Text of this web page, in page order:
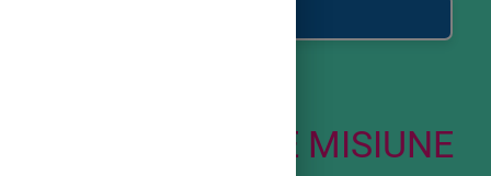
EVALUARE MISIUNE